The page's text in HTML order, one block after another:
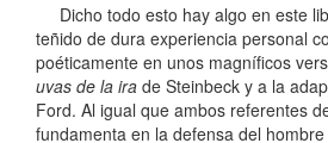
Dicho todo esto hay algo en este
teñido de dura experiencia personal
poéticamente en unos magníficos
uvas de la ira de Steinbeck y a la
Ford. Al igual que ambos referentes
fundamenta en la defensa del